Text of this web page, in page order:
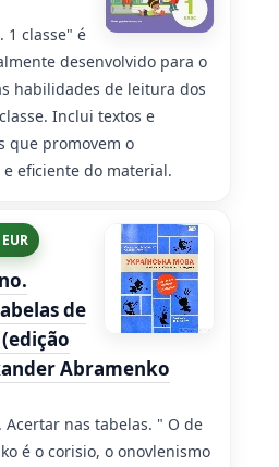
1 classe" é
desenvolvido para o
habilidades de leitura dos
Inclui textos e
que promovem o
eficiente do material.
de
Abramenko
Acertar nas tabelas. " O de
é o corisio, o onovlenismo